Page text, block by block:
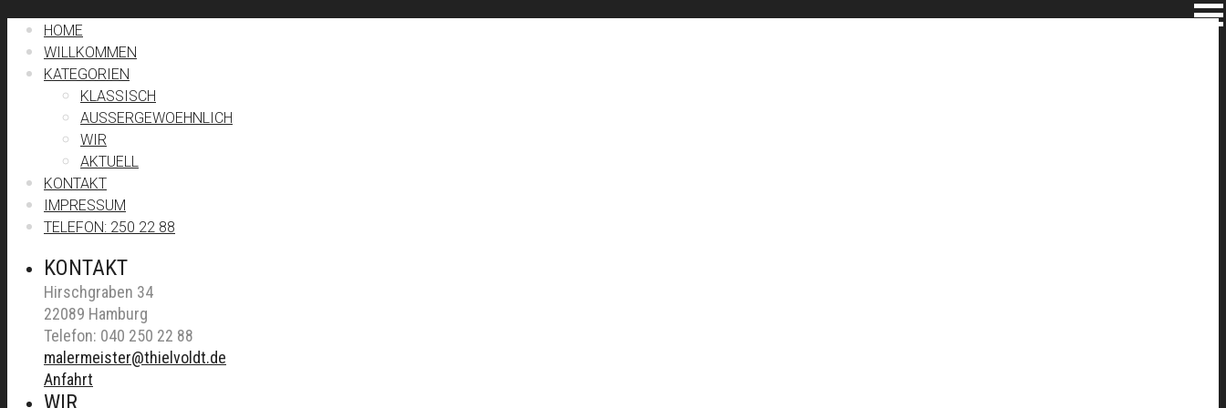
HOME
WILLKOMMEN
KATEGORIEN
KLASSISCH
AUSSERGEWOEHNLICH
WIR
AKTUELL
KONTAKT
IMPRESSUM
TELEFON: 250 22 88
KONTAKT
Hirschgraben 34
22089 Hamburg
Telefon: 040 250 22 88
malermeister@thielvoldt.de
Anfahrt
WIR